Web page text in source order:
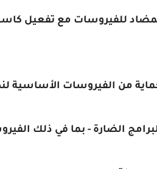
للفيروسات مع تفعيل كاسبر سكاي
الضارة - بما في ذلك